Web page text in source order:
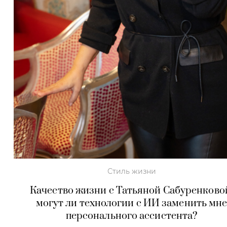
Стиль жизни
Качество жизни с Татьяной
могут ли технологии с ИИ заменить мне
персонального ассистента?